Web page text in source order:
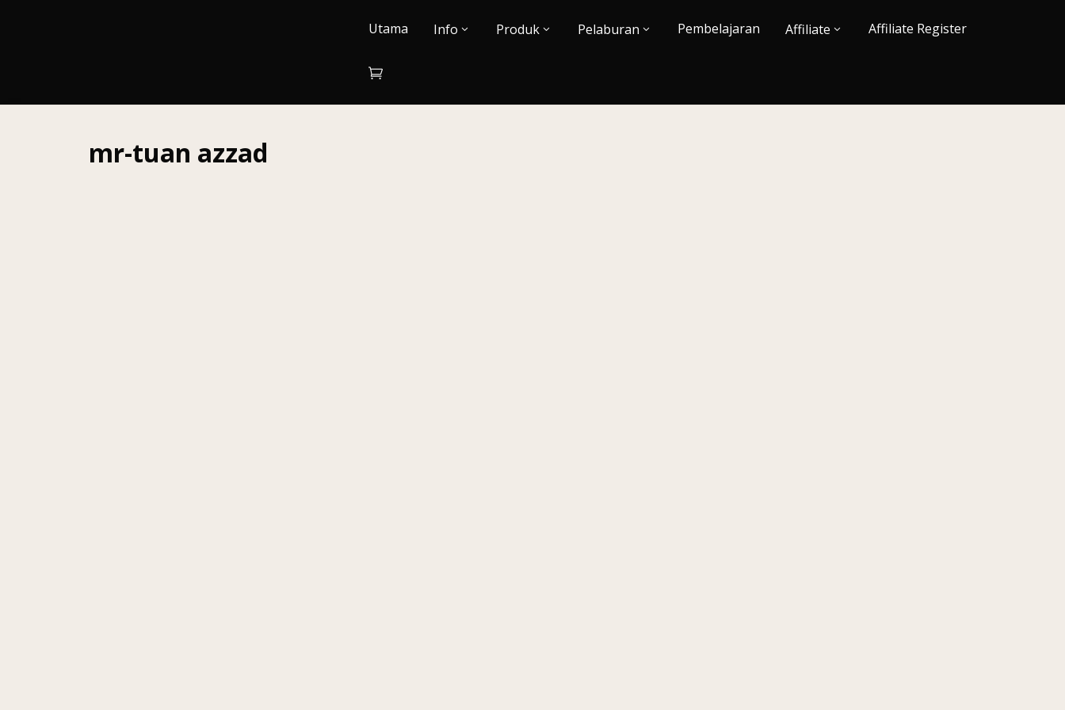
Utama Info Produk Pelaburan Pembelajaran Affiliate Affiliate Register
mr-tuan azzad